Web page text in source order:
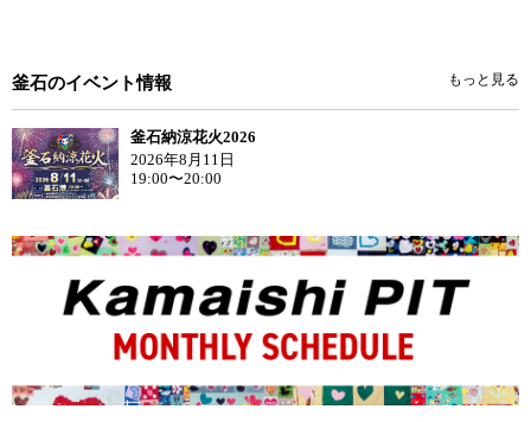
釜石のイベント情報 もっと見る
釜石納涼花火2026
2026年8月11日
19:00〜20:00